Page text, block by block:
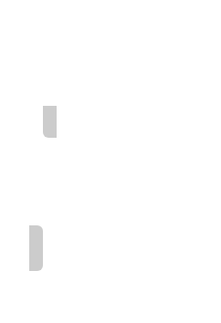
Brovisuals maakte het ontwerp